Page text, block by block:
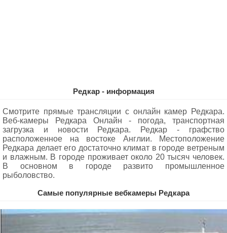
Редкар - информация
Смотрите прямые трансляции с онлайн камер Редкара.
Веб-камеры Редкара Oнлайн - погода, транспортная
загрузка и новости Редкара. Редкар - графство
расположенное на востоке Англии. Местоположение
Редкара делает его достаточно климат в городе ветреным
и влажным. В городе проживает около 20 тысяч человек.
В основном в городе развито промышленное
рыболовство.
Самые популярные вебкамеры Редкара